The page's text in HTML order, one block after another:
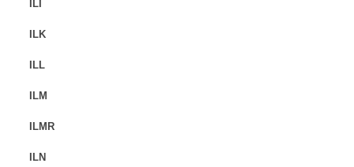
ILI
ILK
ILL
ILM
ILMR
ILN